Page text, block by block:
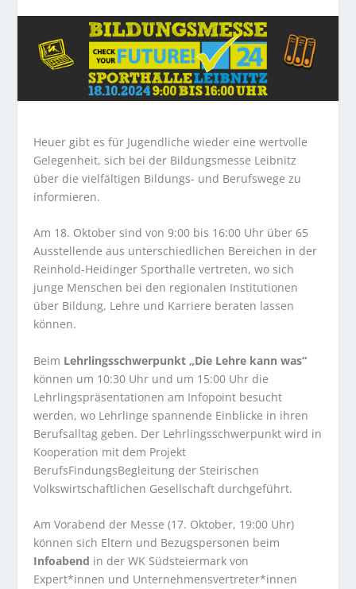
Heuer gibt es für Jugendliche wieder eine wertvolle
Gelegenheit, sich bei der Bildungsmesse Leibnitz
über die vielfältigen Bildungs- und Berufswege zu
informieren.
Am 18. Oktober sind von 9:00 bis 16:00 Uhr über 65
Ausstellende aus unterschiedlichen Bereichen in der
Reinhold-Heidinger Sporthalle vertreten, wo sich
junge Menschen bei den regionalen Institutionen
über Bildung, Lehre und Karriere beraten lassen
können.
Beim Lehrlingsschwerpunkt „Die Lehre kann was“
können um 10:30 Uhr und um 15:00 Uhr die
Lehrlingspräsentationen am Infopoint besucht
werden, wo Lehrlinge spannende Einblicke in ihren
Berufsalltag geben. Der Lehrlingsschwerpunkt wird in
Kooperation mit dem Projekt
BerufsFindungsBegleitung der Steirischen
Volkswirtschaftlichen Gesellschaft durchgeführt.
Am Vorabend der Messe (17. Oktober, 19:00 Uhr)
können sich Eltern und Bezugspersonen beim
Infoabend in der WK Südsteiermark von
Expert*innen und Unternehmensvertreter*innen